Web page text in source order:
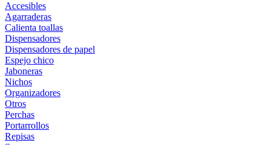
Accesibles
Agarraderas
Calienta toallas
Dispensadores
Dispensadores de papel
Espejo chico
Jaboneras
Nichos
Organizadores
Otros
Perchas
Portarrollos
Repisas